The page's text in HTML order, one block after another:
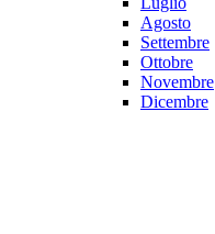
Agosto
Settembre
Ottobre
Novembre
Dicembre